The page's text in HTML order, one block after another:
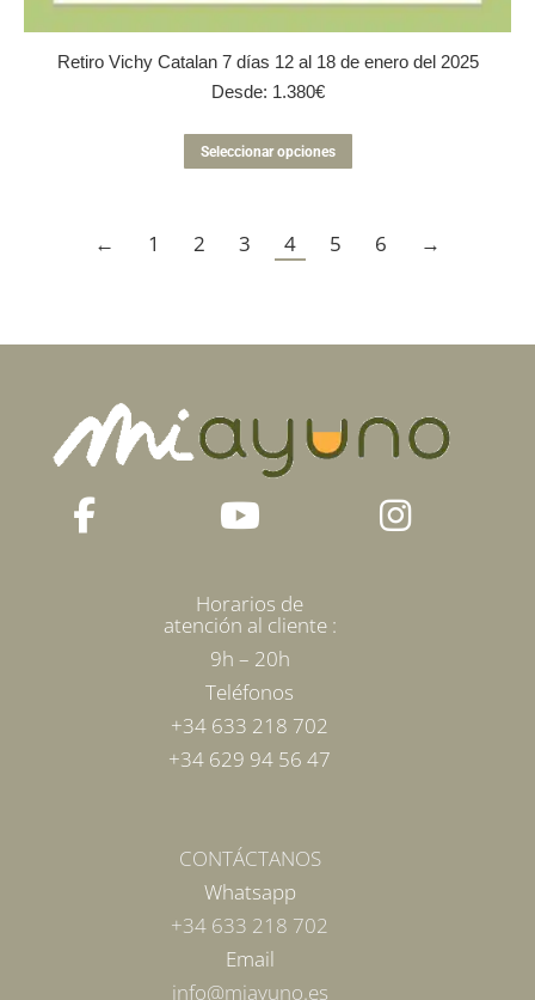
Retiro Vichy Catalan 7 días 12 al 18 de enero del 2025
Desde: 1.380€
Seleccionar opciones
producto
variantes.
página
de
← 1 2 3 4 5 6 →
Horarios de
atención al cliente :
9h – 20h
Teléfonos
+34 633 218 702
+34 629 94 56 47
CONTÁCTANOS
Whatsapp
+34 633 218 702
Email
info@miayuno.es